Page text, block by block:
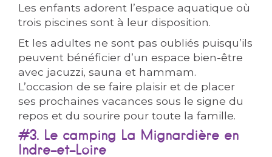
Les enfants adorent l’espace aquatique où
trois piscines sont à leur disposition.
Et les adultes ne sont pas oubliés puisqu’ils
peuvent bénéficier d’un espace bien-être
avec jacuzzi, sauna et hammam.
L’occasion de se faire plaisir et de placer
ses prochaines vacances sous le signe du
repos et du sourire pour toute la famille.
#3. Le camping La Mignardière en
Indre-et-Loire